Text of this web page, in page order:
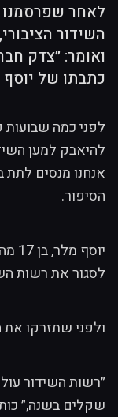
לאחר
השידור
ואומר: ״צדק
כתבתו של
להיאבק למען
אנחנו מנסים
הסיפור.
לסגור את רשות
ולפני שתזרקו את
״רשות השידור
שקלים בשנה,״